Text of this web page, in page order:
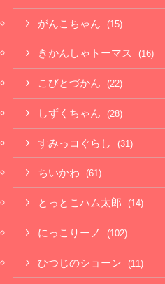
がんこちゃん (15)
きかんしゃトーマス (16)
こびとづかん (22)
しずくちゃん (28)
すみっコぐらし (31)
ちいかわ (61)
とっとこハム太郎 (14)
にっこりーノ (102)
ひつじのショーン (11)